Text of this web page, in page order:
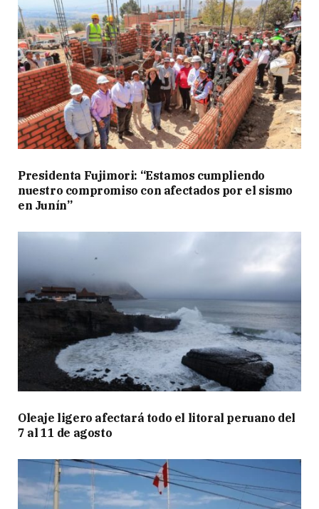
Presidenta Fujimori: “Estamos cumpliendo
nuestro compromiso con afectados por el sismo
en Junín”
Oleaje ligero afectará todo el litoral peruano del
7 al 11 de agosto